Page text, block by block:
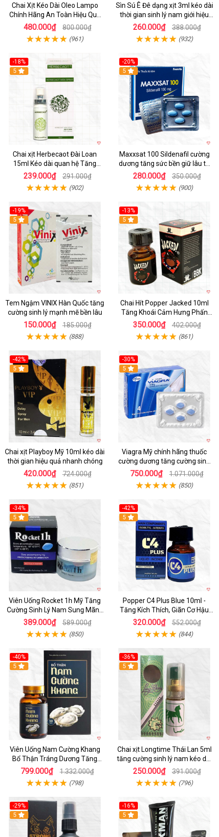
Chai Xịt Kéo Dài Oleo Lampo
Chính Hãng An Toàn Hiệu Quả
Nam Giới
480.000₫ 800.000₫
(961)
Sìn Sú Ê Đê dạng xịt 3ml kéo dài
thời gian sinh lý nam giới hiệu
quả
260.000₫ 388.000₫
(932)
-18%
5
Chai xịt Herbecaot Đài Loan
15ml Kéo dài quan hệ Tăng
hưng phấn nhanh
239.000₫ 291.000₫
(902)
-20%
5
Maxxsat 100 Sildenafil cường
dương tăng sức bền giữ lâu tự
tin phái mạnh
280.000₫ 350.000₫
(900)
-19%
5
Tem Ngậm VINIX Hàn Quốc tăng
cường sinh lý mạnh mẽ bền lâu
150.000₫ 185.000₫
(888)
-13%
5
Chai Hít Popper Jacked 10ml
Tăng Khoái Cảm Hưng Phấn
Mạnh
350.000₫ 402.000₫
(861)
-42%
5
Chai xịt Playboy Mỹ 10ml kéo dài
thời gian hiệu quả nhanh chóng
420.000₫ 724.000₫
(851)
-30%
5
Viagra Mỹ chính hãng thuốc
cường dương tăng cường sinh
lực kéo dài
750.000₫ 1.071.000₫
(850)
-34%
5
Viên Uống Rocket 1h Mỹ Tăng
Cường Sinh Lý Nam Sung Mãnh
Cương Dương
389.000₫ 589.000₫
(850)
-42%
5
Popper C4 Plus Blue 10ml -
Tăng Kích Thích, Giãn Cơ Hậu
Môn
320.000₫ 552.000₫
(844)
-40%
5
Viên Uống Nam Cường Khang
Bổ Thận Tráng Dương Tăng
Cường Sinh Lý Nam
799.000₫ 1.332.000₫
(798)
-36%
5
Chai xịt Longtime Thái Lan 5ml
tăng cường sinh lý nam kéo dài
quan hệ
250.000₫ 391.000₫
(796)
-29%
5
-16%
5